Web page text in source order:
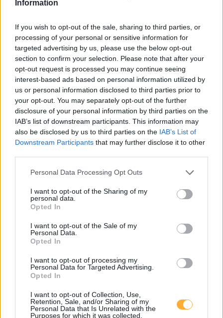
Information
If you wish to opt-out of the sale, sharing to third parties, or
processing of your personal or sensitive information for
targeted advertising by us, please use the below opt-out
section to confirm your selection. Please note that after your
opt-out request is processed you may continue seeing
interest-based ads based on personal information utilized by
us or personal information disclosed to third parties prior to
your opt-out. You may separately opt-out of the further
disclosure of your personal information by third parties on the
IAB’s list of downstream participants. This information may
also be disclosed by us to third parties on the IAB’s List of
Downstream Participants that may further disclose it to other
Personal Data Processing Opt Outs
I want to opt-out of the Sharing of my
personal data.
Opted In
I want to opt-out of the Sale of my
Personal Data.
Opted In
I want to opt-out of processing my
Personal Data for Targeted Advertising.
Opted In
I want to opt-out of Collection, Use,
Retention, Sale, and/or Sharing of my
Personal Data that Is Unrelated with the
Purposes for which it was collected.
Raiffeisenstraße 3
0,65
Maria Laach, Volksschule
Maria Laach am Jauerling 70
0,65
12,1
Maria Laach, Volksschule
Maria Laach am Jauerling 70
0,53€/kWh
12,2
Marktplatz 1-2 Station 2
Marktplatz 1-2
12,2
Spitz, Jauerling GmbH
Wiemannsreith 16
0,45
12,3
Stromquelle Abras Pöchlarn 1
Mankerstraße 24
0,45
Stromquelle Abras Pöchlarn 2
Mankerstraße 24
0,65
Pöchlarn, Caritas Recycling
Anton Lasselsberger Straße 5
0,36
Apotheke Lebensfreude
Mankerstraße 48